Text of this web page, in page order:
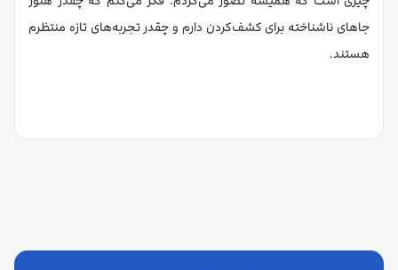
جاهای ناشناخته برای کشف‌کردن دارم و چقدر تجربه‌های تازه منتظرم
هستند.